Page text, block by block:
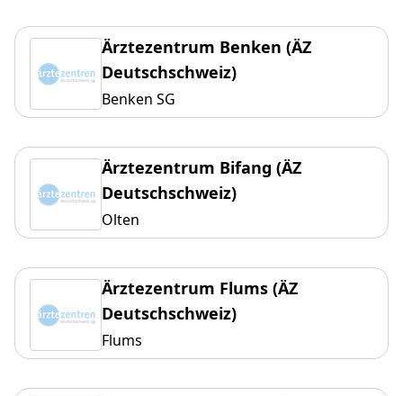
Ärztezentrum Benken (ÄZ
Deutschschweiz)
Benken SG
Ärztezentrum Bifang (ÄZ
Deutschschweiz)
Olten
Ärztezentrum Flums (ÄZ
Deutschschweiz)
Flums